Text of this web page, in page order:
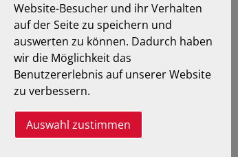
Website-Besucher und ihr Verhalten
auf der Seite zu speichern und
auswerten zu können. Dadurch haben
wir die Möglichkeit das
Benutzererlebnis auf unserer Website
zu verbessern.
Auswahl zustimmen